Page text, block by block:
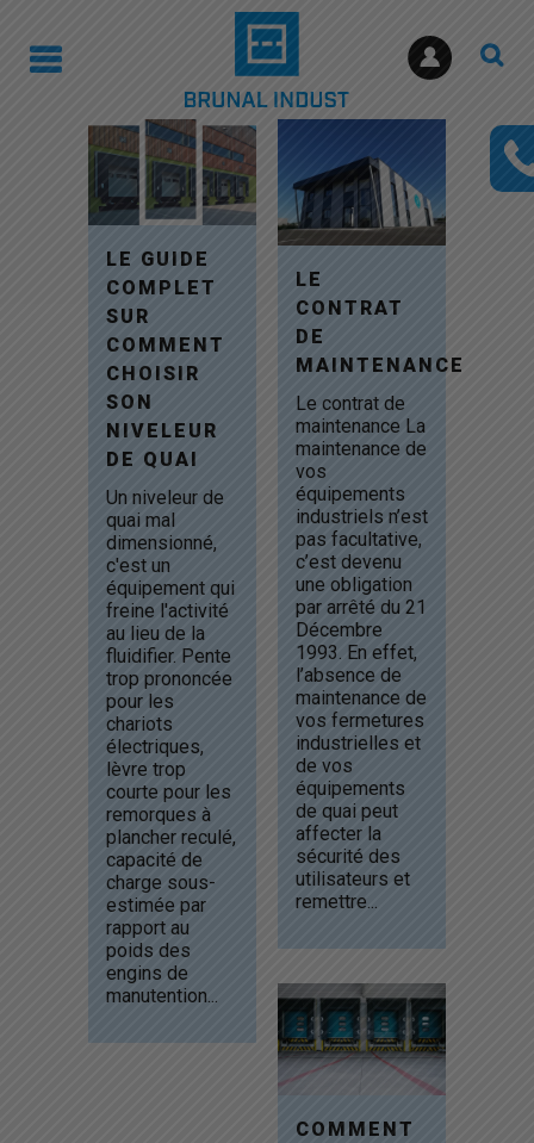
LE GUIDE
COMPLET
SUR
COMMENT
CHOISIR
SON
NIVELEUR
DE QUAI
Un niveleur de
quai mal
dimensionné,
c'est un
équipement qui
freine l'activité
au lieu de la
fluidifier. Pente
trop prononcée
pour les
chariots
électriques,
lèvre trop
courte pour les
remorques à
plancher reculé,
capacité de
charge sous-
estimée par
rapport au
poids des
engins de
manutention...
LE
CONTRAT
DE
MAINTENANCE
Le contrat de
maintenance La
maintenance de
vos
équipements
industriels n’est
pas facultative,
c’est devenu
une obligation
par arrêté du 21
Décembre
1993. En effet,
l’absence de
maintenance de
vos fermetures
industrielles et
de vos
équipements
de quai peut
affecter la
sécurité des
utilisateurs et
remettre...
COMMENT